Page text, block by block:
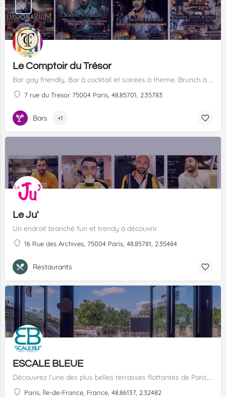
Le Comptoir du Trésor
Bar gay friendly, Bar à cocktail et soirées à thème. Brunch à volonté les dimanches.
7 rue du Tresor 75004 Paris, 48.85701, 2.35783
Bars +1
Le Ju'
Un endroit branché fun et trendy à découvrir
16 Rue des Archives, 75004 Paris, 48.85781, 2.35484
Restaurants
ESCALE BLEUE
Découvrez l’une des plus belles terrasses flottantes de Paris, amarrée au pied du Musée d’Orsay. Plus qu’un restaurant, L’Escale Bleue est la promesse de vivre un moment inoubliable et déguster une cuisine de haut vol dans le cadre idyllique de la Rive Gauche parisienne.
Paris, Île-de-France, France, 48.86137, 2.32482